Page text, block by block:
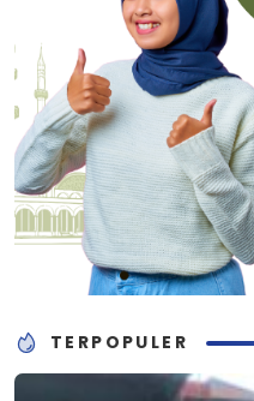
TERPOPULER